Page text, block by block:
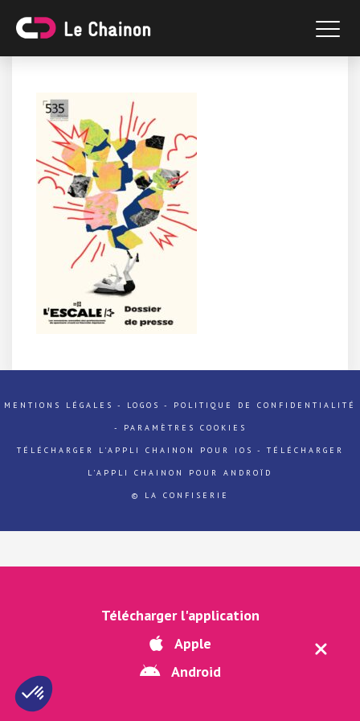
Télécharger l'application
Apple
Android
MENTIONS LÉGALES - LOGOS - POLITIQUE DE CONFIDENTIALITÉ
- PARAMÈTRES COOKIES
TÉLÉCHARGER L'APPLI CHAINON POUR IOS - TÉLÉCHARGER
L'APPLI CHAINON POUR ANDROÏD
© LA CONFISERIE